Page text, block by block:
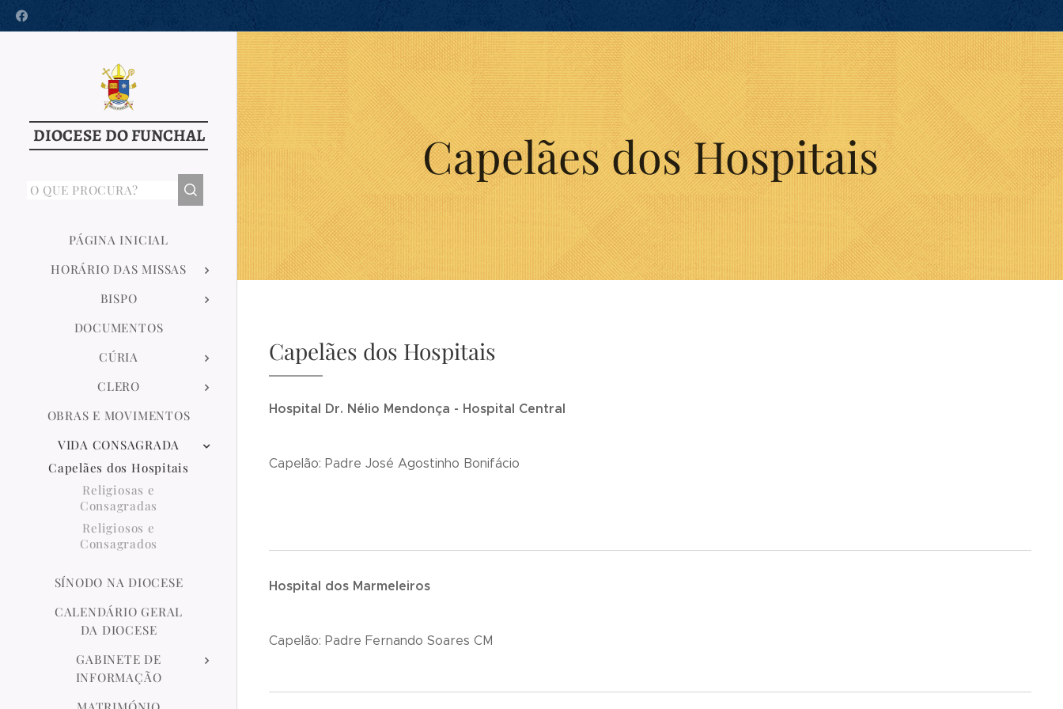
DIOCESE DO FUNCHAL
PÁGINA INICIAL
HORÁRIO DAS MISSAS
BISPO
DOCUMENTOS
CÚRIA
CLERO
OBRAS E MOVIMENTOS
VIDA CONSAGRADA
Capelães dos Hospitais
Religiosas e
Consagradas
Religiosos e
Consagrados
SÍNODO NA DIOCESE
CALENDÁRIO GERAL
DA DIOCESE
GABINETE DE
INFORMAÇÃO
Capelães dos Hospitais
Capelães dos Hospitais
Hospital Dr. Nélio Mendonça - Hospital Central
Capelão: Padre José Agostinho Bonifácio
Hospital dos Marmeleiros
Capelão: Padre Fernando Soares CM